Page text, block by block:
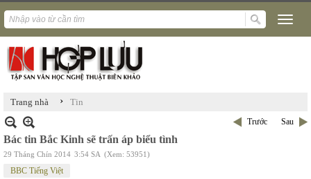
Trang nhà › Tin
Trước Sau
Bác tin Bắc Kinh sẽ trấn áp biểu tình
29 Tháng Chín 2014 3:54 SA (Xem: 53951)
BBC Tiếng Việt